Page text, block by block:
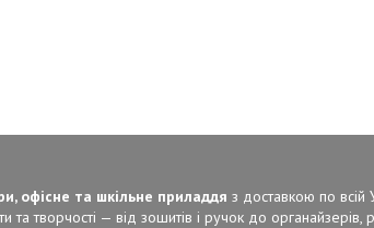
офісне та шкільне приладдя з доставкою по всій
творчості — від зошитів і ручок до органайзерів,